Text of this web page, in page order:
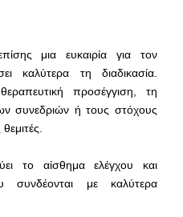
μια ευκαιρία για τον
καλύτερα τη διαδικασία.
προσέγγιση, τη
συνεδριών ή τους στόχους
το αίσθημα ελέγχου και
συνδέονται με καλύτερα